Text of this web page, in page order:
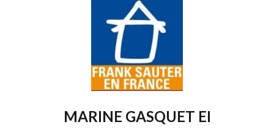
MARINE GASQUET EI